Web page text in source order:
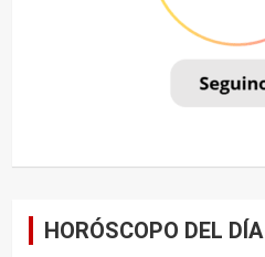
HORÓSCOPO DEL DÍA